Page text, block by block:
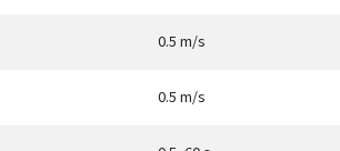
0.5 m/s
0.5 m/s